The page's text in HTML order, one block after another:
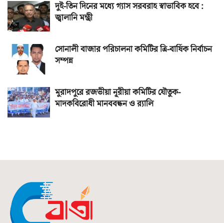
দুই-তিন দিনের মধ্যে গ্যাস সরবরাহ স্বাভাবিক হবে :
জ্বালানি মন্ত্রী
সোনালী বাজার পরিচালনা কমিটির ত্রি-বার্ষিক নির্বাচন
সম্পন্ন
মুরাদপুরে রজভীয়া নূরীয়া কমিটির যৌতুক-
মাদকবিরোধী মানববন্ধন ও র‌্যালি